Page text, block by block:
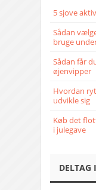
5 sjove
Sådan
bruge
Sådan får
øjenvipper
Hvordan
udvikle sig
Køb det
i julegave
DELTAG